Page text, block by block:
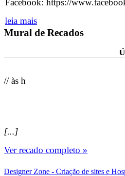
leia mais
Mural de Recados
// às h
[...]
Ver recado completo »
Designer Zone - Criação de sites e